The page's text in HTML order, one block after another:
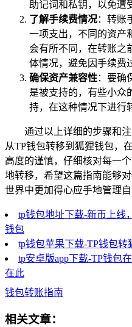
助记词和私钥，以免遭
了解手续费情况：转账
一项支出，不同的资产
会有所不同，在转账之
体情况，避免因手续费
确保资产兼容性：要确
是被支持的，有些小众
持，在这种情况下进行
通过以上详细的步骤和
从TP钱包转移到狐狸钱包，
高度的谨慎，仔细核对每一
地转移，希望这篇指南能够
世界中更加得心应手地管理自
tp钱包地址下载-新币上线
钱包
tp钱包苹果下载-TP钱包转
tp安卓版app下载-TP钱包
在此
钱包转账指南
相关文章：